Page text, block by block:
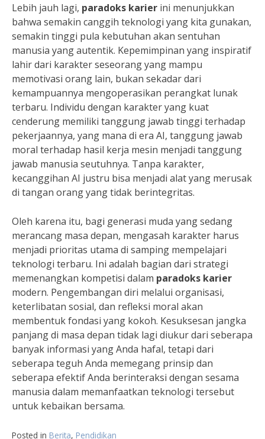
Lebih jauh lagi, paradoks karier ini menunjukkan
bahwa semakin canggih teknologi yang kita gunakan,
semakin tinggi pula kebutuhan akan sentuhan
manusia yang autentik. Kepemimpinan yang inspiratif
lahir dari karakter seseorang yang mampu
memotivasi orang lain, bukan sekadar dari
kemampuannya mengoperasikan perangkat lunak
terbaru. Individu dengan karakter yang kuat
cenderung memiliki tanggung jawab tinggi terhadap
pekerjaannya, yang mana di era AI, tanggung jawab
moral terhadap hasil kerja mesin menjadi tanggung
jawab manusia seutuhnya. Tanpa karakter,
kecanggihan AI justru bisa menjadi alat yang merusak
di tangan orang yang tidak berintegritas.
Oleh karena itu, bagi generasi muda yang sedang
merancang masa depan, mengasah karakter harus
menjadi prioritas utama di samping mempelajari
teknologi terbaru. Ini adalah bagian dari strategi
memenangkan kompetisi dalam paradoks karier
modern. Pengembangan diri melalui organisasi,
keterlibatan sosial, dan refleksi moral akan
membentuk fondasi yang kokoh. Kesuksesan jangka
panjang di masa depan tidak lagi diukur dari seberapa
banyak informasi yang Anda hafal, tetapi dari
seberapa teguh Anda memegang prinsip dan
seberapa efektif Anda berinteraksi dengan sesama
manusia dalam memanfaatkan teknologi tersebut
untuk kebaikan bersama.
Posted in Berita, Pendidikan